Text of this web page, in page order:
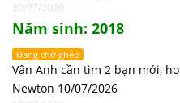
30/07/2026
Năm sinh: 2018
Đang chờ ghép
Vân Anh cần tìm 2 bạn mới,
Newton 10/07/2026